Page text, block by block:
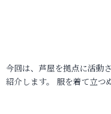
今回は、芦屋を拠点に活動
紹介します。 服を着て立つ